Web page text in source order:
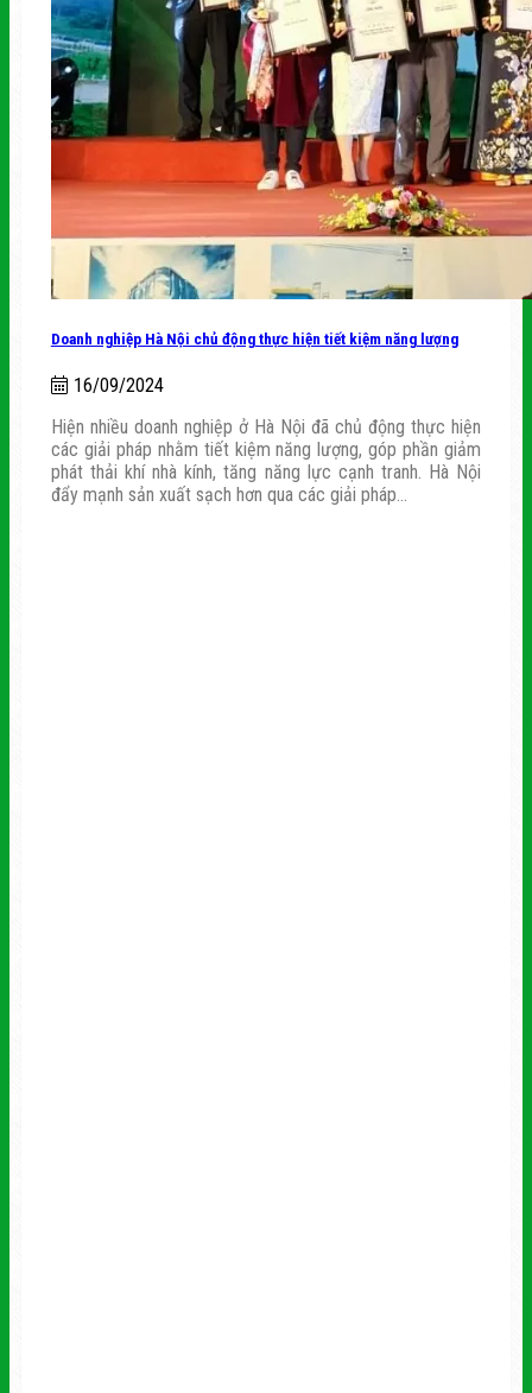
Doanh nghiệp Hà Nội chủ động thực hiện tiết kiệm năng lượng
16/09/2024
Hiện nhiều doanh nghiệp ở Hà Nội đã chủ động thực hiện
các giải pháp nhằm tiết kiệm năng lượng, góp phần giảm
phát thải khí nhà kính, tăng năng lực cạnh tranh. Hà Nội
đẩy mạnh sản xuất sạch hơn qua các giải pháp...